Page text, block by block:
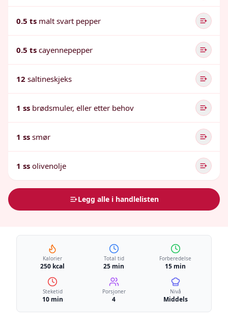
0.5 ts malt svart pepper
0.5 ts cayennepepper
12 saltineskjeks
1 ss brødsmuler, eller etter behov
1 ss smør
1 ss olivenolje
Legg alle i handlelisten
Kalorier
250 kcal
Total tid
25 min
Forberedelse
15 min
Steketid
10 min
Porsjoner
4
Nivå
Middels